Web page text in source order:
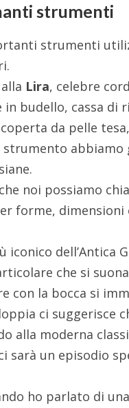
strumenti
strumenti
Lira, celebre
budello, cassa di
da pelle
strumento
noi possiamo
forme, dimensioni
dell’Antica
che si
con la bocca si
ci
alla moderna
sarà un episodio
ho parlato di